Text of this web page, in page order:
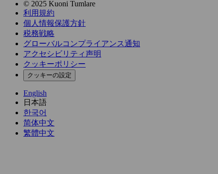
© 2025 Kuoni Tumlare
利用規約
個人情報保護方針
税務戦略
グローバルコンプライアンス通知
アクセシビリティ声明
クッキーポリシー
クッキーの設定
English
日本語
한국어
简体中文
繁體中文